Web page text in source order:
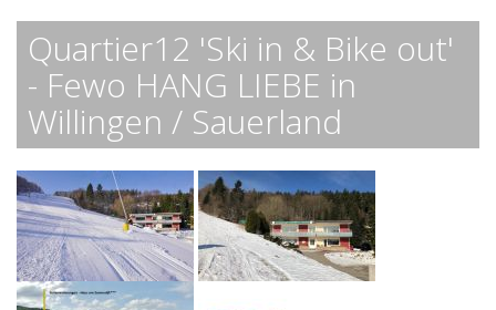
Quartier12 'Ski in & Bike out'
- Fewo HANG LIEBE in
Willingen / Sauerland